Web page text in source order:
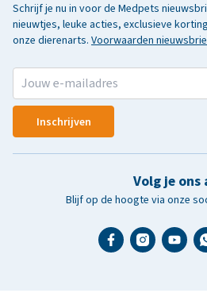
Schrijf je nu in voor de Medpets
nieuwtjes, leuke acties, exclusieve
onze dierenarts. Voorwaarden
Inschrijven
Volg je ons
Blijf op de hoogte via onze